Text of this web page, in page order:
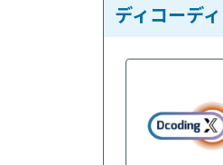
ディコーデ